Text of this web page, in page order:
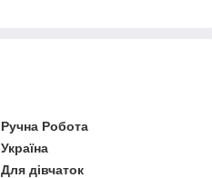
Ручна Робота
Україна
Для дівчаток